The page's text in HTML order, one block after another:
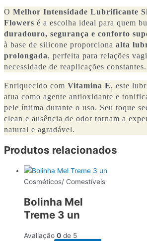
O Melhor Intensidade Lubrificante
Flowers é a escolha ideal para quem
duradouro, segurança e conforto
à base de silicone proporciona alta
prolongada, perfeita para relações
necessidade de reaplicações constantes.
Enriquecido com Vitamina E, este
atua como agente antioxidante e
pele íntima durante o uso. Seu toque
clean e ausência de odor tornam a
natural e agradável.
Produtos relacionados
Cosméticos/ Comestíveis
Bolinha Mel
Treme 3 un
Avaliação 0 de 5